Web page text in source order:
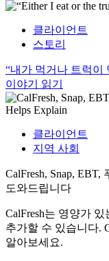
클라이언트
스토리
“내가 먹거나 트럭이
이야기 읽기
클라이언트
지역 사회
CalFresh, Snap,
도와드립니다
CalFresh는 영양가
추가할 수 있습니다.
알아보세요.